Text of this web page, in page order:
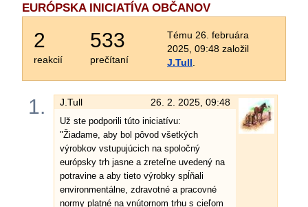
EURÓPSKA INICIATÍVA OBČANOV
2
reakcií
533
prečítaní
Tému 26. februára
2025, 09:48 založil
J.Tull
1. J.Tull 26. 2. 2025, 09:48
Už ste podporili túto iniciatívu:
"Žiadame, aby bol pôvod všetkých
výrobkov vstupujúcich na spoločný
európsky trh jasne a zreteľne uvedený na
potravine a aby tieto výrobky spĺňali
environmentálne, zdravotné a pracovné
normy platné na vnútornom trhu s cieľom